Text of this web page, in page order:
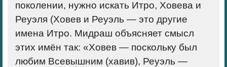
поколении, нужно искать Итро, Ховева и
Реуэля (Ховев и Реуэль — это другие
имена Итро. Мидраш объясняет смысл
этих имён так: «Ховев — поскольку был
любим Всевышним (хавив), Реуэль —